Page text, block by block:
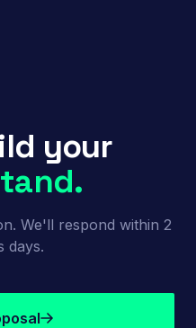
your
We'll respond within 2
days.